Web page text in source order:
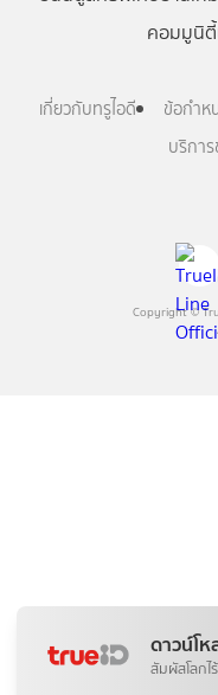
ดาวน์โ
สัมผัสโลก
Copyright ©
คอมมูนิตี้
เกี่ยวกับทรูไอดี ข้อกำห
บริการ